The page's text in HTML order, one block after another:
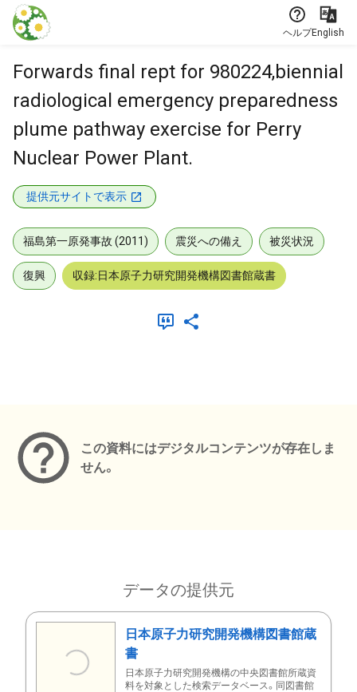
本文に飛ぶ
ヘルプEnglish
Forwards final rept for 980224,biennial
radiological emergency preparedness
plume pathway exercise for Perry
Nuclear Power Plant.
提供元サイトで表示
福島第一原発事故 (2011) 震災への備え 被災状況
復興 収録:日本原子力研究開発機構図書館蔵書
この資料にはデジタルコンテンツが存在しま
せん。
データの提供元
日本原子力研究開発機構図書館蔵
書
日本原子力研究開発機構の中央図書館所蔵資
料を対象とした検索データベース。同図書館